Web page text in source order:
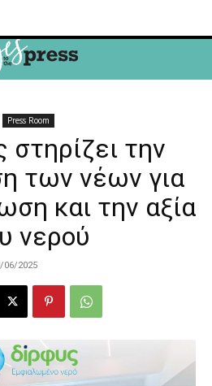
Press Room
την
των νέων για
και την αξία
νερού
06/2025